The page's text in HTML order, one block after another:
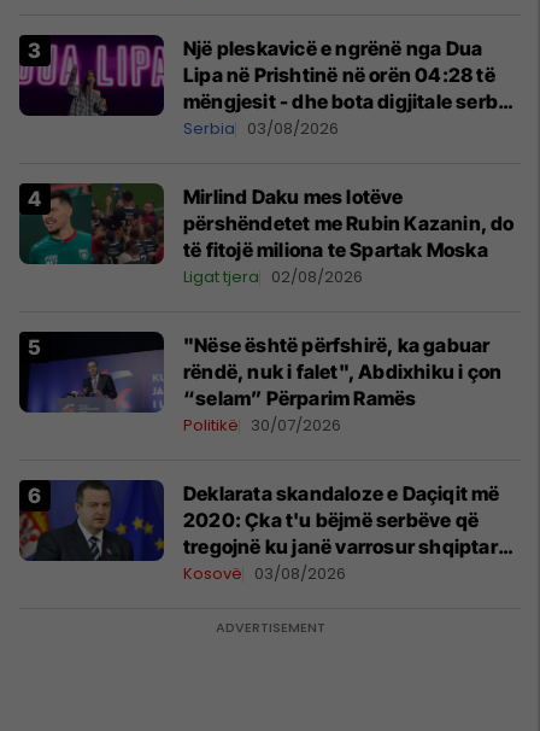
Një pleskavicë e ngrënë nga Dua
Lipa në Prishtinë në orën 04:28 të
mëngjesit - dhe bota digjitale serbe
shpall gjendjen e luftës
Serbia 03/08/2026
Mirlind Daku mes lotëve
përshëndetet me Rubin Kazanin, do
të fitojë miliona te Spartak Moska
Ligat tjera 02/08/2026
"Nëse është përfshirë, ka gabuar
rëndë, nuk i falet", Abdixhiku i çon
“selam” Përparim Ramës
Politikë 30/07/2026
​Deklarata skandaloze e Daçiqit më
2020: Çka t'u bëjmë serbëve që
tregojnë ku janë varrosur shqiptarët
në Serbi
Kosovë 03/08/2026